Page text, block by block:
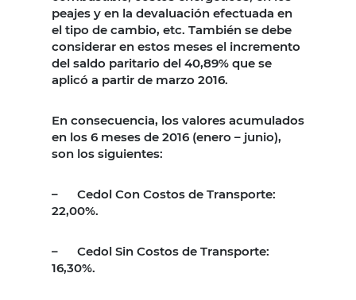
peajes y en la devaluación efectuada en
el tipo de cambio, etc. También se debe
considerar en estos meses el incremento
del saldo paritario del 40,89% que se
aplicó a partir de marzo 2016.
En consecuencia, los valores acumulados
en los 6 meses de 2016 (enero – junio),
son los siguientes:
–
Cedol Con Costos de Transporte:
22,00%.
–
Cedol Sin Costos de Transporte:
16,30%.